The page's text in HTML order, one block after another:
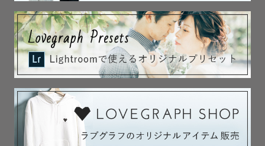
---------- 写真への想い ----------
わたしは写真を見返す時間が好きです。
大切な人達と過ごした楽しい時間、きれいな景色、おいし
いごはん、いつも通りよく寝る愛犬...
人よりも一緒にいられる時間の短いたくさんの生き物達と
生活をして